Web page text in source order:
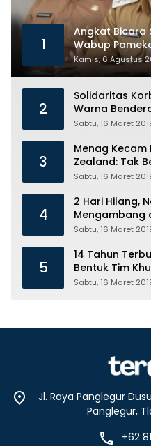
1
Angkat Bicara
Wabup
Hukum
Kamis, 6 Agustus
2
Solidaritas
Warna
Sabtu, 16 Maret
3
Menag Kecam
Zealand: Tak
Sabtu, 16 Maret
4
2 Hari Hilang,
Mengambang
Sabtu, 16 Maret
5
14 Tahun
Bentuk Tim
Sabtu, 16 Maret
Jl. Raya Panglegur
Panglegur,
+62